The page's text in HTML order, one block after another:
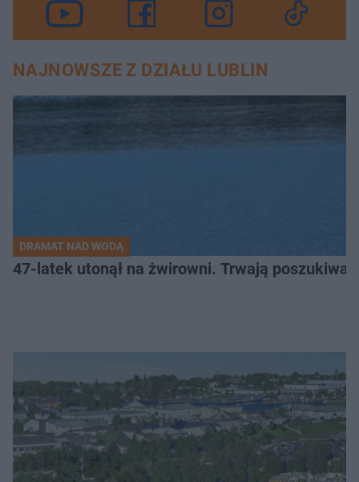
NAJNOWSZE Z DZIAŁU LUBLIN
DRAMAT NAD WODĄ
47-latek utonął na żwirowni. Trwają